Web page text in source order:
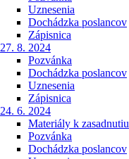
Uznesenia
Dochádzka poslancov
Zápisnica
27. 8. 2024
Pozvánka
Dochádzka poslancov
Uznesenia
Zápisnica
24. 6. 2024
Materiály k zasadnutiu
Pozvánka
Dochádzka poslancov